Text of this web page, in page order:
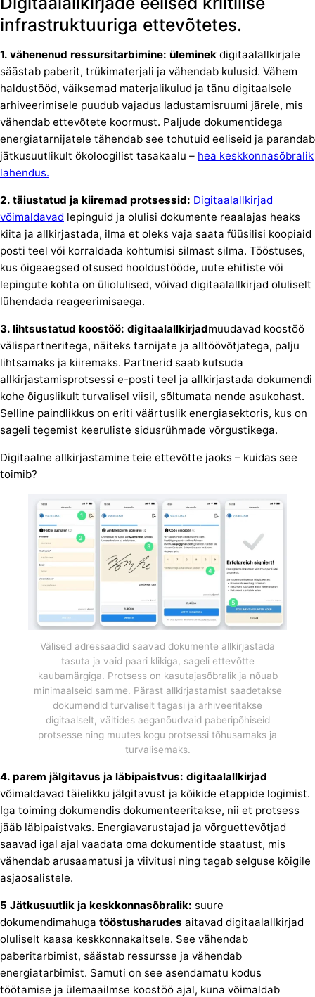
infrastruktuuriga ettevõtetes.
1. vähenenud ressursitarbimine: üleminek digitaalallkirjale
säästab paberit, trükimaterjali ja vähendab kulusid. Vähem
haldustööd, väiksemad materjalikulud ja tänu digitaalsele
arhiveerimisele puudub vajadus ladustamisruumi järele, mis
vähendab ettevõtete koormust. Paljude dokumentidega
energiatarnijatele tähendab see tohutuid eeliseid ja parandab
jätkusuutlikult ökoloogilist tasakaalu – hea keskkonnasõbralik
lahendus.
2. täiustatud ja kiiremad protsessid: Digitaalallkirjad
võimaldavad lepinguid ja olulisi dokumente reaalajas heaks
kiita ja allkirjastada, ilma et oleks vaja saata füüsilisi koopiaid
posti teel või korraldada kohtumisi silmast silma. Tööstuses,
kus õigeaegsed otsused hooldustööde, uute ehitiste või
lepingute kohta on üliolulised, võivad digitaalallkirjad oluliselt
lühendada reageerimisaega.
3. lihtsustatud koostöö: digitaalallkirjadmuudavad koostöö
välispartneritega, näiteks tarnijate ja alltöövõtjatega, palju
lihtsamaks ja kiiremaks. Partnerid saab kutsuda
allkirjastamisprotsessi e-posti teel ja allkirjastada dokumendi
kohe õiguslikult turvalisel viisil, sõltumata nende asukohast.
Selline paindlikkus on eriti väärtuslik energiasektoris, kus on
sageli tegemist keeruliste sidusrühmade võrgustikega.
Digitaalne allkirjastamine teie ettevõtte jaoks – kuidas see
toimib?
Välised adressaadid saavad dokumente allkirjastada
tasuta ja vaid paari klikiga, sageli ettevõtte
kaubamärgiga. Protsess on kasutajasõbralik ja nõuab
minimaalseid samme. Pärast allkirjastamist saadetakse
dokumendid turvaliselt tagasi ja arhiveeritakse
digitaalselt, vältides aeganõudvaid paberipõhiseid
protsesse ning muutes kogu protsessi tõhusamaks ja
turvalisemaks.
4. parem jälgitavus ja läbipaistvus: digitaalallkirjad
võimaldavad täielikku jälgitavust ja kõikide etappide logimist.
Iga toiming dokumendis dokumenteeritakse, nii et protsess
jääb läbipaistvaks. Energiavarustajad ja võrguettevõtjad
saavad igal ajal vaadata oma dokumentide staatust, mis
vähendab arusaamatusi ja viivitusi ning tagab selguse kõigile
asjaosalistele.
5 Jätkusuutlik ja keskkonnasõbralik: suure
dokumendimahuga tööstusharudes aitavad digitaalallkirjad
oluliselt kaasa keskkonnakaitsele. See vähendab
paberitarbimist, säästab ressursse ja vähendab
energiatarbimist. Samuti on see asendamatu kodus
töötamise ja ülemaailmse koostöö ajal, kuna võimaldab